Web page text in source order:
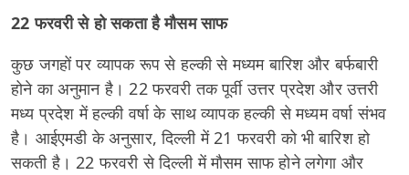
22 फरवरी से हो सकता है मौसम साफ
कुछ जगहों पर व्यापक रूप से हल्की से मध्यम बारिश और बर्फबारी
होने का अनुमान है। 22 फरवरी तक पूर्वी उत्तर प्रदेश और उत्तरी
मध्य प्रदेश में हल्की वर्षा के साथ व्यापक हल्की से मध्यम वर्षा संभव
है। आईएमडी के अनुसार, दिल्ली में 21 फरवरी को भी बारिश हो
सकती है। 22 फरवरी से दिल्ली में मौसम साफ होने लगेगा और